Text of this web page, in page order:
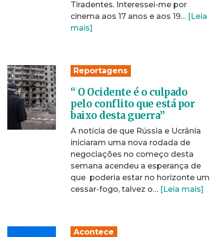
Tiradentes. Interessei-me por
cinema aos 17 anos e aos 19… [Leia
mais]
Reportagens
“ O Ocidente é o culpado
pelo conflito que está por
baixo desta guerra”
A notícia de que Rússia e Ucrânia
iniciaram uma nova rodada de
negociações no começo desta
semana acendeu a esperança de
que poderia estar no horizonte um
cessar-fogo, talvez o… [Leia mais]
Acontece